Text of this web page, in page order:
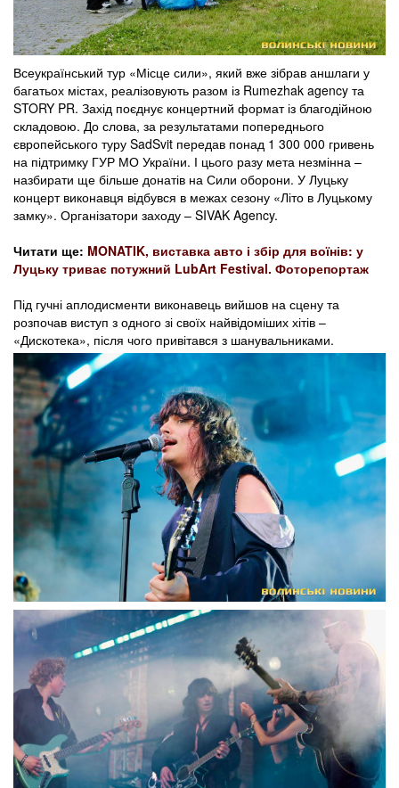
Всеукраїнський тур «Місце сили», який вже зібрав аншлаги у
багатьох містах, реалізовують разом із Rumezhak agency та
STORY PR. Захід поєднує концертний формат із благодійною
складовою. До слова, за результатами попереднього
європейського туру SadSvit передав понад 1 300 000 гривень
на підтримку ГУР МО України. І цього разу мета незмінна –
назбирати ще більше донатів на Сили оборони. У Луцьку
концерт виконавця відбувся в межах сезону «Літо в Луцькому
замку». Організатори заходу – SIVAK Agency.
Читати ще: MONATIK, виставка авто і збір для воїнів: у
Луцьку триває потужний LubArt Festival. Фоторепортаж
Під гучні аплодисменти виконавець вийшов на сцену та
розпочав виступ з одного зі своїх найвідоміших хітів –
«Дискотека», після чого привітався з шанувальниками.